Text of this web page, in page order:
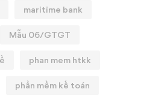
maritime bank
Mẫu 06/GTGT
phan mem htkk
phần mềm kế toán